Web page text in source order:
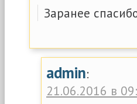
Заранее
admin:
21.06.2016 в